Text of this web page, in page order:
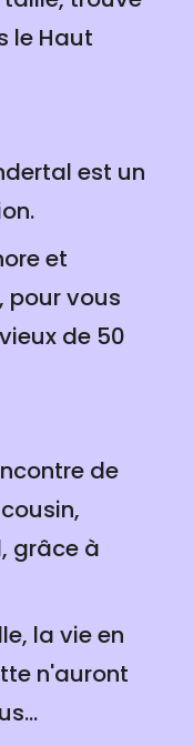
le Haut
est un
et
pour vous
de 50
de
grâce à
la vie en
n'auront